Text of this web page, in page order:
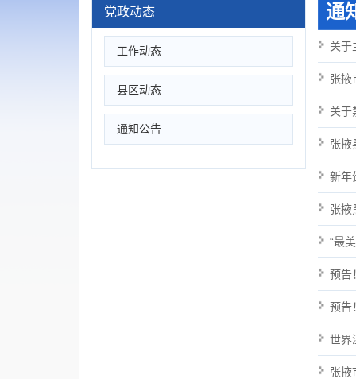
党政动态
工作动态
县区动态
通知公告
通
关于
张掖
关于
张掖
新年
张掖
“最
预告
预告
世界
张掖